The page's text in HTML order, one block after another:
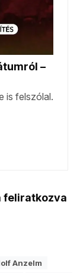
feliratkozva
Anzelm